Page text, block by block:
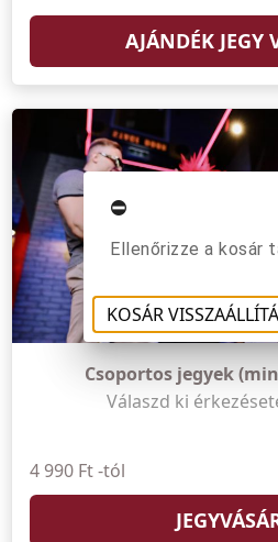
AJÁNDÉK JEGY
Csoportos jegyek
Válaszd ki
4 990 Ft -tól
⛔️
Ellenőrizze a kosár
KOSÁR